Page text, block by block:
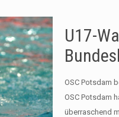
U17-
OSC Potsdam
OSC Potsdam
überraschend